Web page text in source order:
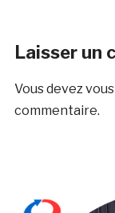
Laisser un
Vous devez
commentaire.